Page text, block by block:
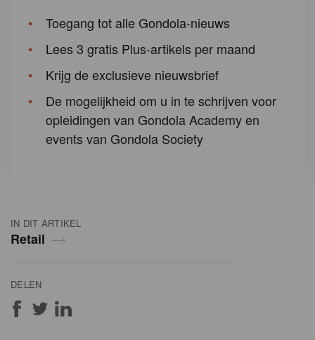
IN DIT ARTIKEL
Retail
DELEN
Toegang tot alle Gondola-nieuws
Lees 3 gratis Plus-artikels per maand
Krijg de exclusieve nieuwsbrief
De mogelijkheid om u in te schrijven voor
opleidingen van Gondola Academy en
events van Gondola Society